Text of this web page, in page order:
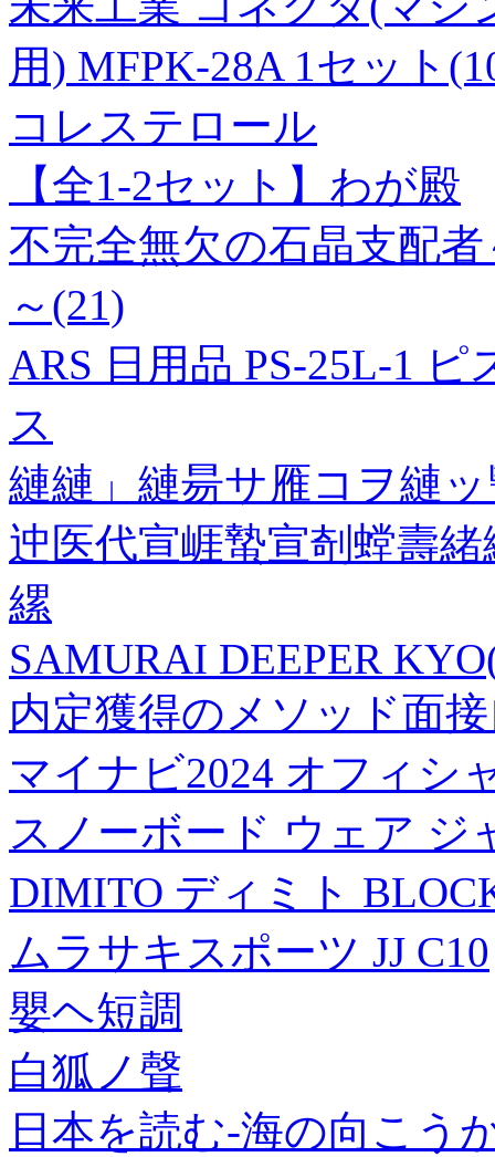
用) MFPK-28A 1セット
コレステロール
【全1-2セット】わが殿
不完全無欠の石晶支配
～(21)
ARS 日用品 PS-25L-1
ス
縺縺」縺昜サ雁コヲ縺
迚医代宣崕蟄宣剞螳壽
縲
SAMURAI DEEPER
内定獲得のメソッド面
マイナビ2024 オフィシ
スノーボード ウェア ジ
DIMITO ディミト
ムラサキスポーツ JJ C10
嬰ヘ短調
白狐ノ聲
日本を読む-海の向こう